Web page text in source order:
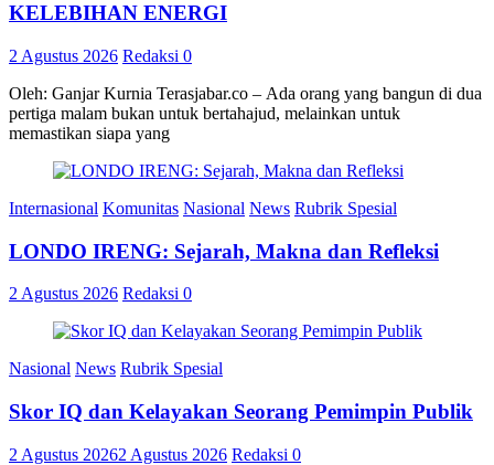
KELEBIHAN ENERGI
2 Agustus 2026 Redaksi 0
Oleh: Ganjar Kurnia Terasjabar.co – Ada orang yang bangun di dua
pertiga malam bukan untuk bertahajud, melainkan untuk
memastikan siapa yang
Internasional Komunitas Nasional News Rubrik Spesial
LONDO IRENG: Sejarah, Makna dan Refleksi
2 Agustus 2026 Redaksi 0
Nasional News Rubrik Spesial
Skor IQ dan Kelayakan Seorang Pemimpin Publik
2 Agustus 20262 Agustus 2026 Redaksi 0